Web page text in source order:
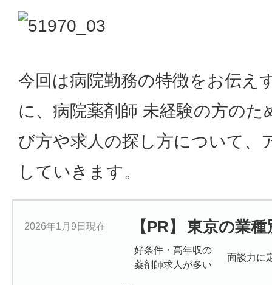
今回は病院勤務の特徴をお伝え
に、病院薬剤師 未経験の方のた
び方や求人の探し方について、
していきます。
好条件・高年収の
薬剤師求人が多い
面談力に
東京の業種
2026年1月9日現在